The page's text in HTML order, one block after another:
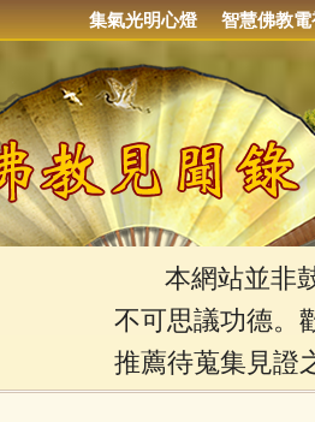
集氣光明心燈 智慧佛教電
本網站並非鼓
不可思議功德。
推薦待蒐集見證